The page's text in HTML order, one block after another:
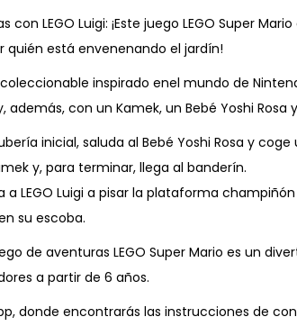
LEGO Luigi: ¡Este juego LEGO Super
quién está envenenando el jardín!
coleccionable inspirado enel mundo de
con un Kamek, un Bebé Yoshi Rosa
inicial, saluda al Bebé Yoshi Rosa y
y, para terminar, llega al banderín.
a LEGO Luigi a pisar la plataforma
su escoba.
de aventuras LEGO Super Mario es un
a partir de 6 años.
donde encontrarás las instrucciones de